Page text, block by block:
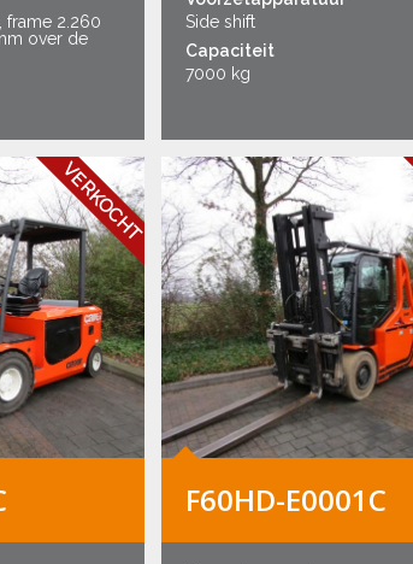
frame 2.260
over de
Side shift
Capaciteit
7000 kg
VERKOCHT
F60HD-E0001C